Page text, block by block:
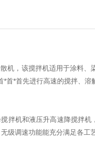
机，该搅拌机适用于涂料
首*首先进行高速的搅拌、溶
拌机和液压升高速降搅拌
级调速功能能充分满足各工